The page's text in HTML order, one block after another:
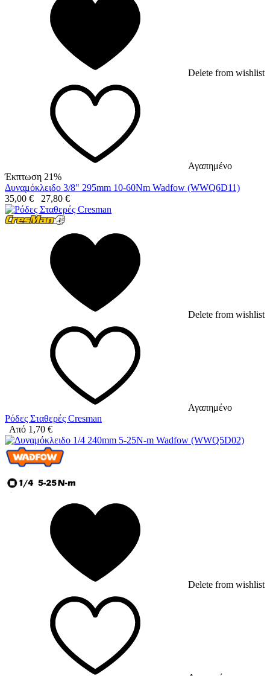
Delete from wishlist
Αγαπημένο
Έκπτωση 21%
Δυναμόκλειδο 3/8" 295mm 10-60Nm Wadfow (WWQ6D11)
35,00 € 27,80 €
Delete from wishlist
Αγαπημένο
Ρόδες Σταθερές Cresman
Από 1,70 €
Delete from wishlist